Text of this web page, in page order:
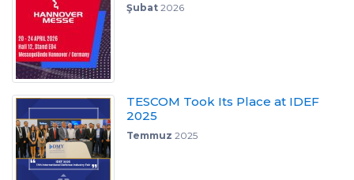
Şubat2026
TESCOM Took Its Place at IDEF
2025
Temmuz 2025